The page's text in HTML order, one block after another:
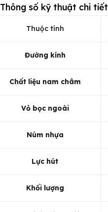
Thông số kỹ thuật chi tiết
Thuộc tính
Đường kính
Chất liệu nam châm
Vỏ bọc ngoài
Núm nhựa
Lực hút
Khối lượng